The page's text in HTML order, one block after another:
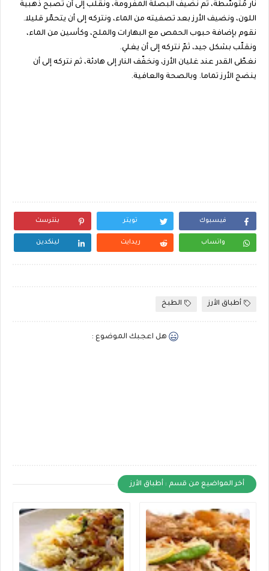
نار مُتوسّطة، ثم نضيف البصلة المفرومة، ونقلب إلى أن تُصبح ذهبية
اللون، ونضيف الأرز بعد تصفيته من الماء، ونتركه إلى أن يتحمّر قليلا.
نقوم بإضافة حبوب الحمص مع البهارات والملح، وكأسين من الماء،
ونقلّب بشكل جيد، ثمّ نتركه إلى أن يغلي.
نغطّى القدر عند غليان الأرز، ونخفّف النار إلى هادئة، ثم نتركه إلى أن
ينضج الأرز تماما. وبالصحة والعافية.
فيسبوك تويتر بنترست
واتساب ريدايت لينكدين
أطباق الأرز الطبخ
هل اعجبك الموضوع :
أخر المواضيع من قسم : أطباق الأرز